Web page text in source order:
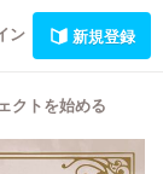
ン 新規登録
クトを始める